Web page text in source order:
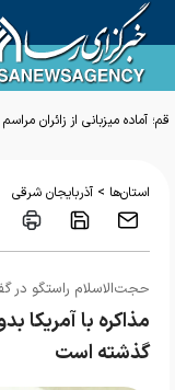
قم؛ آماده میزبانی از زائران
استان‌ها > آذربایجان شرقی
حجت‌الاسلام راستگو در
مذاکره با آمریکا
گذشته است